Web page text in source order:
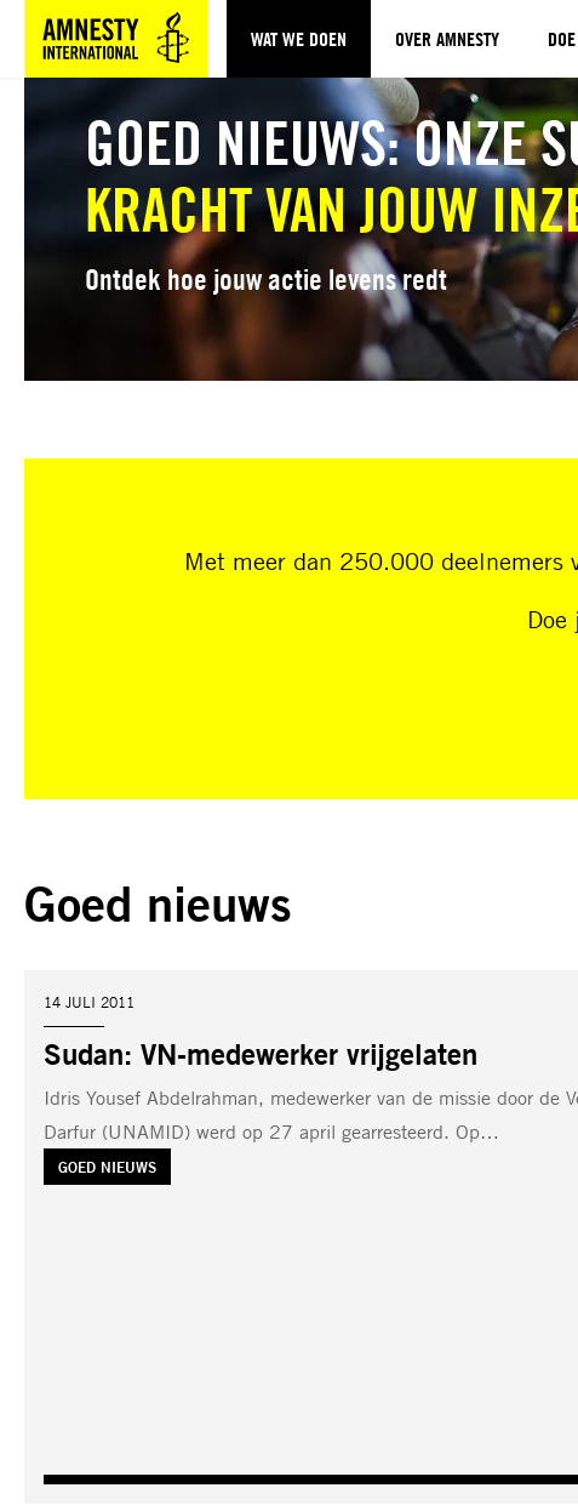
Sla navigatie over
WAT WE DOEN OVER AMNESTY
GOED NIEUWS: ONZE
KRACHT VAN JOUW
Ontdek hoe jouw actie levens redt
Met meer dan 250.000 deelnemers
Goed nieuws
Sudan: VN-medewerker vrijgelaten
TAG:
GOED NIEUWS
DATUM:
14 JULI 2011
Idris Yousef Abdelrahman, medewerker van de missie door de
Darfur (UNAMID) werd op 27 april gearresteerd. Op…